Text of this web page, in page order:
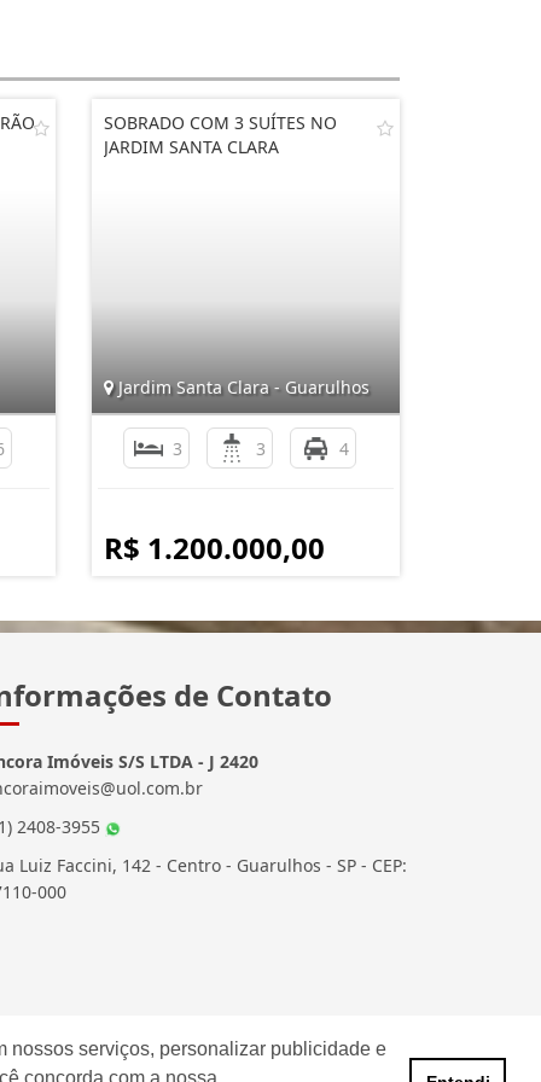
nossos serviços, personalizar publicidade e
concorda com a nossa
SOBRADO COM 3 SUÍTES NO
JARDIM SANTA CLARA
Jardim Santa Clara - Guarulhos
3 3 4
R$ 1.200.000,00
de Contato
Imóveis S/S LTDA - J 2420
2408-3955
Luiz Faccini, 142 - Centro - Guarulhos - SP - CEP:
000